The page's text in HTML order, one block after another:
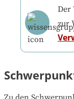
Der
zur